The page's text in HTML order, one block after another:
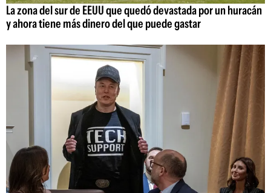
La zona del sur de EEUU que quedó devastada por un huracán
y ahora tiene más dinero del que puede gastar